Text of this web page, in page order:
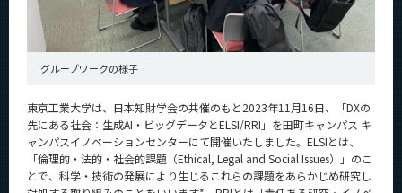
グループワークの様子
東京工業大学は、日本知財学会の共催のもと2023年11月16日、「DXの
先にある社会：生成AI・ビッグデータとELSI/RRI」を田町キャンパス キ
ャンパスイノベーションセンターにて開催いたしました。ELSIとは、
「倫理的・法的・社会的課題（Ethical, Legal and Social Issues）」のこ
とで、科学・技術の発展により生じるこれらの課題をあらかじめ研究し
イベントカレンダー
Event Calendar
サイト構成
学内向け情報
系詳細情報